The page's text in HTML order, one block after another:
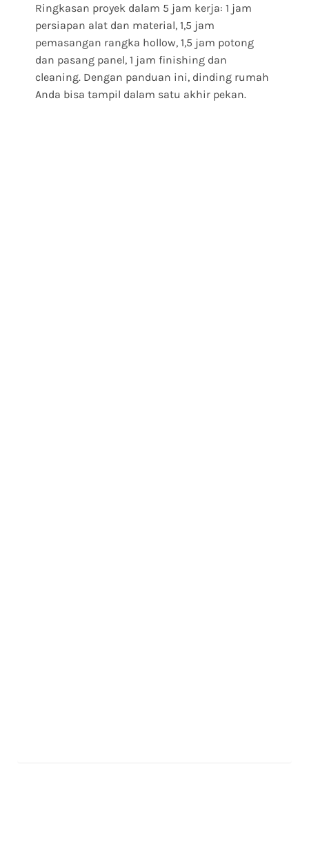
Ringkasan proyek dalam 5 jam kerja: 1 jam
persiapan alat dan material, 1,5 jam
pemasangan rangka hollow, 1,5 jam potong
dan pasang panel, 1 jam finishing dan
cleaning. Dengan panduan ini, dinding rumah
Anda bisa tampil dalam satu akhir pekan.